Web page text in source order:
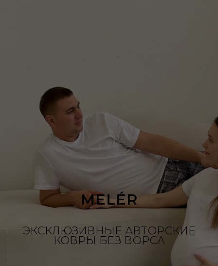
MELÉR
ЭКСКЛЮЗИВНЫЕ АВТОРСКИЕ
КОВРЫ БЕЗ ВОРСА